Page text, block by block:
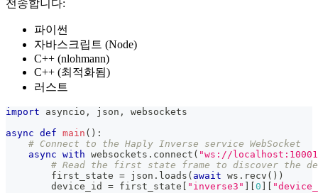
전송합니다:
파이썬
자바스크립트 (Node)
C++ (nlohmann)
C++ (최적화됨)
러스트
import asyncio , json ,
websockets
async def main ( ) :
# Connect to the Haply Inverse service WebSocket
async with websockets . connect ( "ws://
# Read the first state frame to discover the
        first_state
= json . loads ( await ws . recv ( ) )
        device_id
= first_state "inverse3" 0